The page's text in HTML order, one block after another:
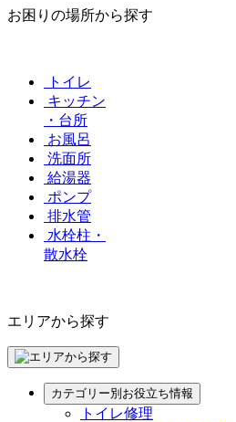
お困りの場所から探す
トイレ
キッチン
・台所
お風呂
洗面所
給湯器
ポンプ
排水管
水栓柱・
散水栓
エリアから探す
カテゴリー別お役立ち情報
トイレ修理